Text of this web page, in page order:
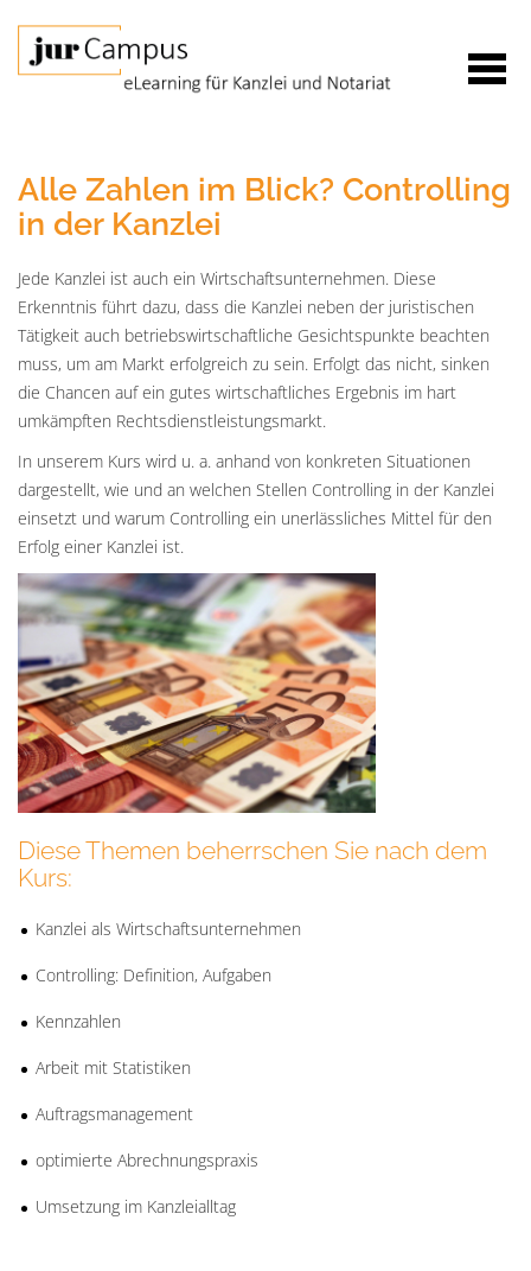
Alle Zahlen im Blick? Controlling
in der Kanzlei
Jede Kanzlei ist auch ein Wirtschaftsunternehmen. Diese
Erkenntnis führt dazu, dass die Kanzlei neben der juristischen
Tätigkeit auch betriebswirtschaftliche Gesichtspunkte beachten
muss, um am Markt erfolgreich zu sein. Erfolgt das nicht, sinken
die Chancen auf ein gutes wirtschaftliches Ergebnis im hart
umkämpften Rechtsdienstleistungsmarkt.
In unserem Kurs wird u. a. anhand von konkreten Situationen
dargestellt, wie und an welchen Stellen Controlling in der Kanzlei
einsetzt und warum Controlling ein unerlässliches Mittel für den
Erfolg einer Kanzlei ist.
Diese Themen beherrschen Sie nach dem
Kurs:
Kanzlei als Wirtschaftsunternehmen
Controlling: Definition, Aufgaben
Kennzahlen
Arbeit mit Statistiken
Auftragsmanagement
optimierte Abrechnungspraxis
Umsetzung im Kanzleialltag